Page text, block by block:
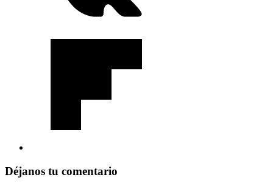
Déjanos tu comentario